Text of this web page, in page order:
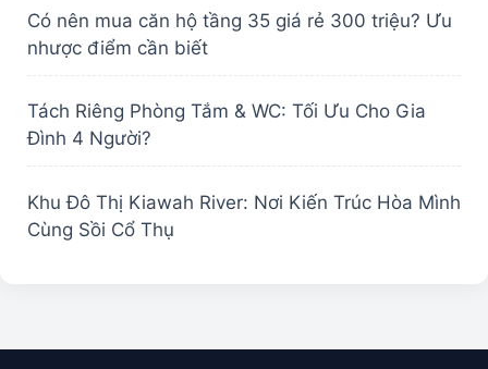
Có nên mua căn hộ tầng 35 giá rẻ 300 triệu? Ưu
nhược điểm cần biết
Tách Riêng Phòng Tắm & WC: Tối Ưu Cho Gia
Đình 4 Người?
Khu Đô Thị Kiawah River: Nơi Kiến Trúc Hòa Mình
Cùng Sồi Cổ Thụ